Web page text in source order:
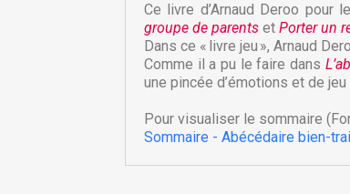
Ce livre d’Arnaud Deroo
groupe de parents et Porter un
Dans ce « livre jeu », Arnaud
Comme il a pu le faire dans
une pincée d’émotions et de
Pour visualiser le sommaire
Sommaire - Abécédaire bien-